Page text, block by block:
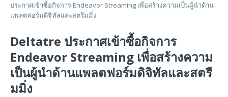
ประกาศเข้าซื้อกิจการ Endeavor Streaming เพื่อสร้างความเป็นผู้นำด้าน
แพลตฟอร์มดิจิทัลและสตรีมมิ่ง
Deltatre ประกาศเข้าซื้อกิจการ
Endeavor Streaming เพื่อสร้างความ
เป็นผู้นำด้านแพลตฟอร์มดิจิทัลและสตรี
มมิ่ง